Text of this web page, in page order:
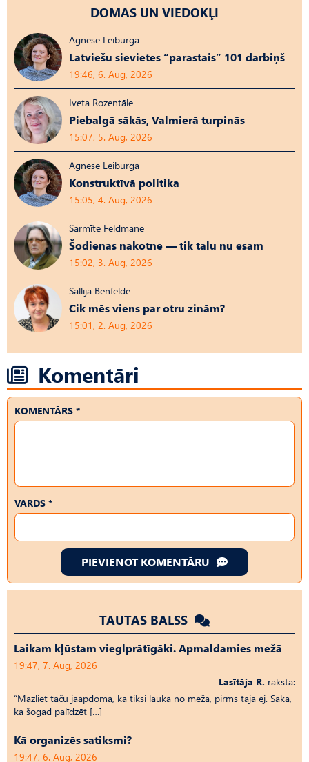
DOMAS UN VIEDOKĻI
Agnese Leiburga
Latviešu sievietes “parastais” 101 darbiņš
19:46, 6. Aug, 2026
Iveta Rozentāle
Piebalgā sākās, Valmierā turpinās
15:07, 5. Aug, 2026
Agnese Leiburga
Konstruktīvā politika
15:05, 4. Aug, 2026
Sarmīte Feldmane
Šodienas nākotne — tik tālu nu esam
15:02, 3. Aug, 2026
Sallija Benfelde
Cik mēs viens par otru zinām?
15:01, 2. Aug, 2026
Komentāri
KOMENTĀRS *
VĀRDS *
PIEVIENOT KOMENTĀRU
TAUTAS BALSS
Laikam kļūstam vieglprātīgāki. Apmaldamies mežā
19:47, 7. Aug, 2026
Lasītāja R. raksta:
“Mazliet taču jāapdomā, kā tiksi laukā no meža, pirms tajā ej. Saka,
ka šogad palīdzēt […]
Kā organizēs satiksmi?
19:47, 6. Aug, 2026